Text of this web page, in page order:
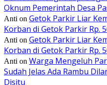
Oknum Pemerintah Desa
Anti on Getok Parkir Liar
Korban di Getok Parkir Rp.
Anti on Getok Parkir Liar
Korban di Getok Parkir Rp.
Anti on Warga Mengeluh
Sudah Jelas Ada Rambu
Disitu